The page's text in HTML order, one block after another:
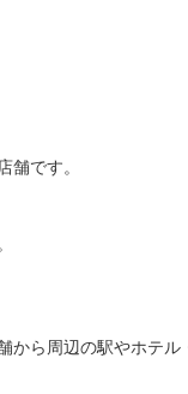
舗です。
から周辺の駅やホテ